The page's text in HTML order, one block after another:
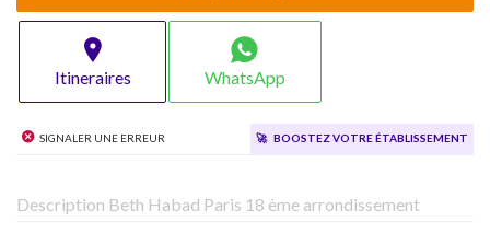
Itineraires WhatsApp
Signaler une erreur 🚀 Boostez votre établissement
Description Beth Habad Paris 18 ème arrondissement